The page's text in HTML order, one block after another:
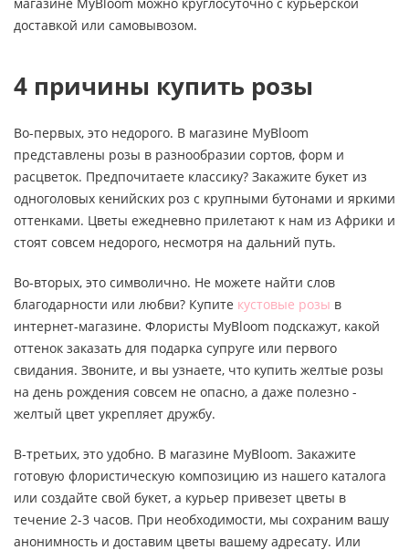
доставкой или самовывозом.
4 причины купить розы
Во-первых, это недорого. В магазине MyBloom
представлены розы в разнообразии сортов, форм и
расцветок. Предпочитаете классику? Закажите букет из
одноголовых кенийских роз с крупными бутонами и яркими
оттенками. Цветы ежедневно прилетают к нам из Африки и
стоят совсем недорого, несмотря на дальний путь.
Во-вторых, это символично. Не можете найти слов
благодарности или любви? Купите кустовые розы в
интернет-магазине. Флористы MyBloom подскажут, какой
оттенок заказать для подарка супруге или первого
свидания. Звоните, и вы узнаете, что купить желтые розы
на день рождения совсем не опасно, а даже полезно -
желтый цвет укрепляет дружбу.
В-третьих, это удобно. В магазине MyBloom. Закажите
готовую флористическую композицию из нашего каталога
или создайте свой букет, а курьер привезет цветы в
течение 2-3 часов. При необходимости, мы сохраним вашу
анонимность и доставим цветы вашему адресату. Или